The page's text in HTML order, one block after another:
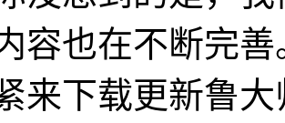
容也在不断完
来下载更新鲁大